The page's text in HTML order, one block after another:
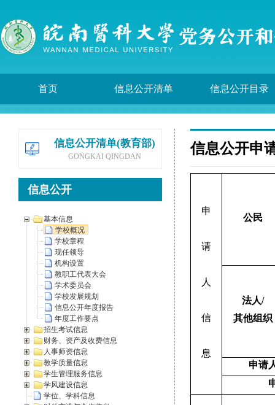
首页 信息公开清单 信息公开目录
信息公开清单(教育部)
GONGKAI QINGDAN
信息公开
基本信息
学校概况
学校章程
现任领导
机构设置
教职工代表大会
学术委员会
学校发展规划
信息公开年度报告
年度工作要点
招生考试信息
财务、资产及收费信息
人事师资信息
教学质量信息
学生管理服务信息
学风建设信息
学位、学科信息
信息公开申
申
请
人
信
息
公民
法人/
其他组织
申请